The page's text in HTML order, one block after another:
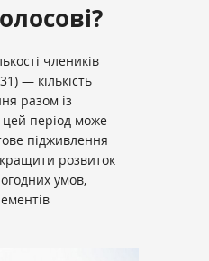
члеників
— кількість
разом із
період може
підживлення
розвиток
умов,